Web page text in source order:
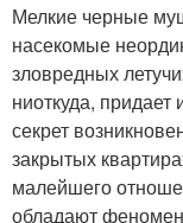
Мелкие черные
насекомые
зловредных
ниоткуда,
секрет
закрытых
малейшего
обладают